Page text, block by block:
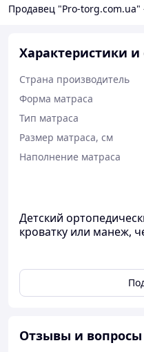
Характеристики
Страна производитель
Форма матраса
Тип матраса
Размер матраса, см
Наполнение матраса
Детский
кроватку или манеж,
Койра– это природный
волокон кокосового
положительных свойств,
пропускает воздух
Отзывы и вопросы